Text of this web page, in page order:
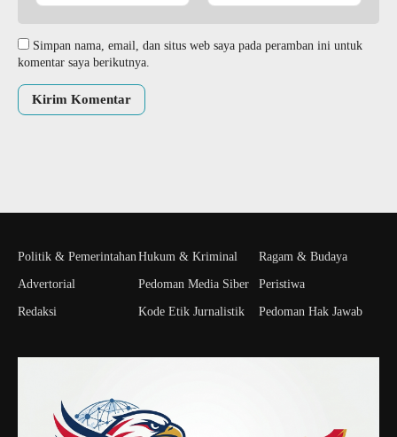
Simpan nama, email, dan situs web saya pada peramban ini untuk
komentar saya berikutnya.
Politik & Pemerintahan
Advertorial
Redaksi
Hukum & Kriminal
Pedoman Media Siber
Kode Etik Jurnalistik
Ragam & Budaya
Peristiwa
Pedoman Hak Jawab